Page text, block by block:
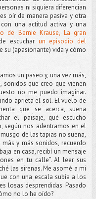
ni siquiera diferencian
oír de manera pasiva y otra
una actitud activa y una
de Bernie Krause, La gran
escuchar un episodio del
su (apasionante) vida y cómo
un paseo y, una vez más,
sonidos que creo que vienen
no me puedo imaginar.
aprieta el sol. El vuelo de
que se acerca, suena
el paisaje, qué escucho
según nos adentramos en el
de las tapias no suena,
y más sonidos, recuerdo
en casa, recibí un mensaje
en tu calle”. Al leer sus
las sirenas. Me asomé a mi
con una escala subía a los
losas desprendidas. Pasado
no lo he oído?